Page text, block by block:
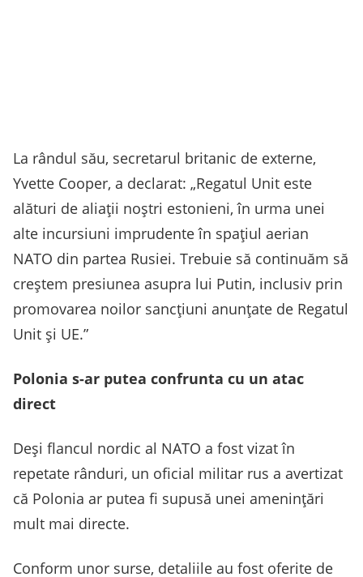
La rândul său, secretarul britanic de externe,
Yvette Cooper, a declarat: „Regatul Unit este
alături de aliații noștri estonieni, în urma unei
alte incursiuni imprudente în spațiul aerian
NATO din partea Rusiei. Trebuie să continuăm să
creștem presiunea asupra lui Putin, inclusiv prin
promovarea noilor sancțiuni anunțate de Regatul
Unit și UE.”
Polonia s-ar putea confrunta cu un atac
direct
Deşi flancul nordic al NATO a fost vizat în
repetate rânduri, un oficial militar rus a avertizat
că Polonia ar putea fi supusă unei ameninţări
mult mai directe.
Conform unor surse, detaliile au fost oferite de